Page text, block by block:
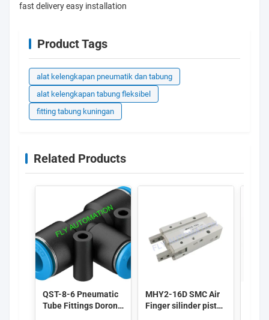
fast delivery easy installation
Product Tags
alat kelengkapan pneumatik dan tabung
alat kelengkapan tabung fleksibel
fitting tabung kuningan
Related Products
QST-8-6 Pneumatic
Tube Fittings Dorong
MHY2-16D SMC Air
Finger silinder piston